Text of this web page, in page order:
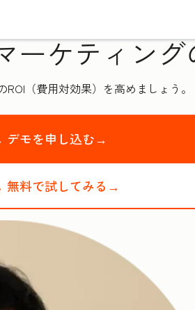
ーケティン
（費用対効果）を高めましょう。
デモを申し込む→
無料で試してみる→